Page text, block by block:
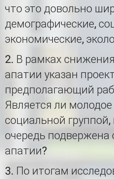
что это довольно
демографические,
экономические,
2. В рамках
апатии указан
предполагающий
Является ли
социальной
очередь подвержена
апатии?
3. По итогам